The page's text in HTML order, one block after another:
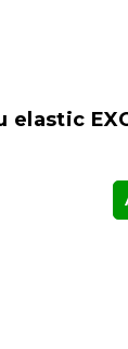
elastic